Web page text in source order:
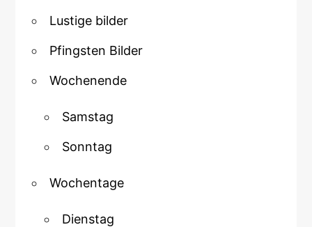
Lustige bilder
Pfingsten Bilder
Wochenende
Samstag
Sonntag
Wochentage
Dienstag